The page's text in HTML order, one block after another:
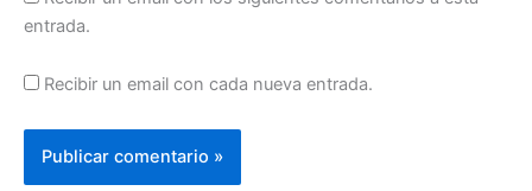
entrada.
Recibir un email con cada nueva entrada.